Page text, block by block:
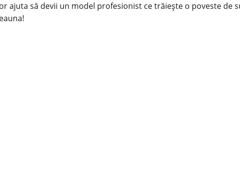
să devii un model profesionist ce trăiește o poveste de